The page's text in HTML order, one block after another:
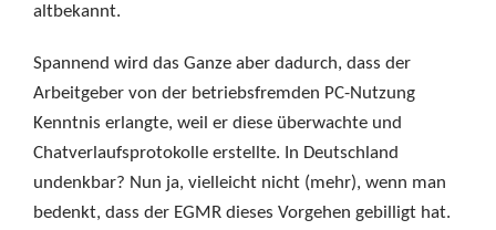
altbekannt.
Spannend wird das Ganze aber dadurch, dass der
Arbeitgeber von der betriebsfremden PC-Nutzung
Kenntnis erlangte, weil er diese überwachte und
Chatverlaufsprotokolle erstellte. In Deutschland
undenkbar? Nun ja, vielleicht nicht (mehr), wenn man
bedenkt, dass der EGMR dieses Vorgehen gebilligt hat.